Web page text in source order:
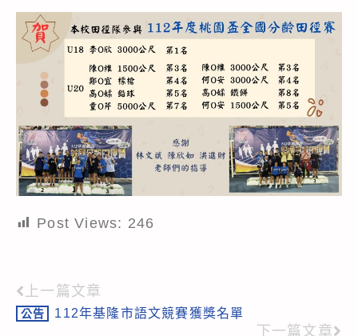
Post Views: 246
Read
more
上一篇文章
公告 112年基隆市語文競賽獲獎名單
下一篇文章